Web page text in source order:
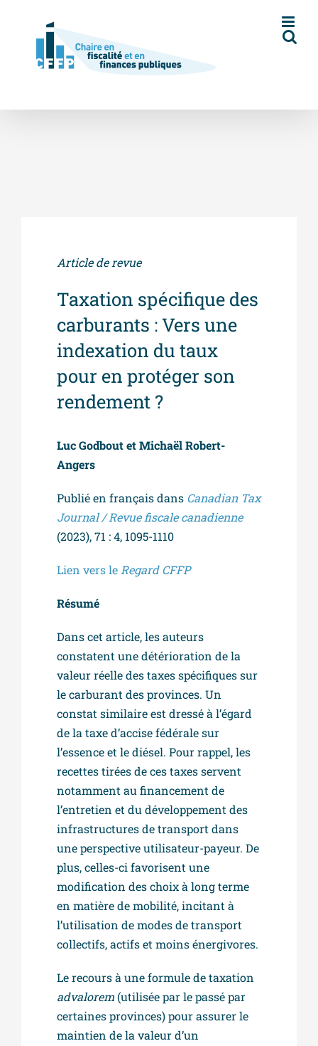
Article de revue
Taxation spécifique des
carburants : Vers une
indexation du taux
pour en protéger son
rendement ?
Luc Godbout et Michaël Robert-
Angers
Publié en français dans Canadian Tax
Journal / Revue fiscale canadienne
(2023), 71 : 4, 1095-1110
Lien vers le Regard CFFP
Résumé
Dans cet article, les auteurs
constatent une détérioration de la
valeur réelle des taxes spécifiques sur
le carburant des provinces. Un
constat similaire est dressé à l’égard
de la taxe d’accise fédérale sur
l’essence et le diésel. Pour rappel, les
recettes tirées de ces taxes servent
notamment au financement de
l’entretien et du développement des
infrastructures de transport dans
une perspective utilisateur-payeur. De
plus, celles-ci favorisent une
modification des choix à long terme
en matière de mobilité, incitant à
l’utilisation de modes de transport
collectifs, actifs et moins énergivores.
Le recours à une formule de taxation
advalorem(utilisée par le passé par
certaines provinces) pour assurer le
maintien de la valeur d’un